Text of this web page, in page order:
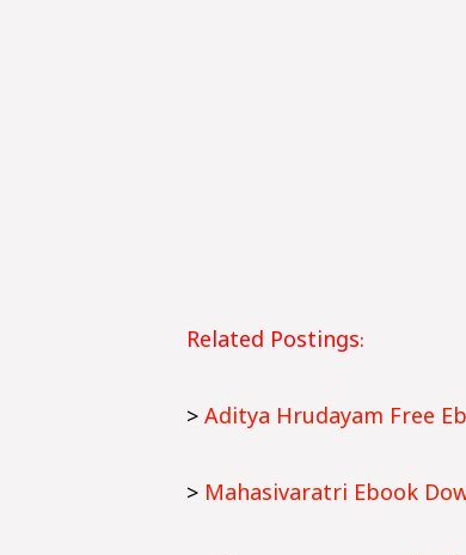
Related Postings:
> Aditya Hrudayam Free
> Mahasivaratri Ebook